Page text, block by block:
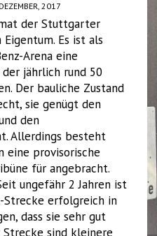
2017
der Stuttgarter
Es ist als
Arena eine
jährlich rund 50
Der bauliche Zustand
sie genügt den
den
Allerdings besteht
eine provisorische
für angebracht.
ungefähr 2 Jahren ist
Strecke erfolgreich in
dass sie sehr gut
Strecke sind kleinere